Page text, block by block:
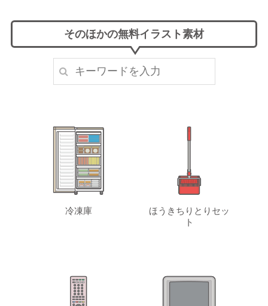
そのほかの無料イラスト素材
冷凍庫
ほうきちりとりセッ
ト